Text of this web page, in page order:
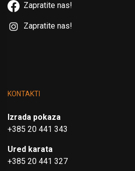
Zapratite nas!
Zapratite nas!
KONTAKTI
Izrada pokaza
+385 20 441 343
Ured karata
+385 20 441 327